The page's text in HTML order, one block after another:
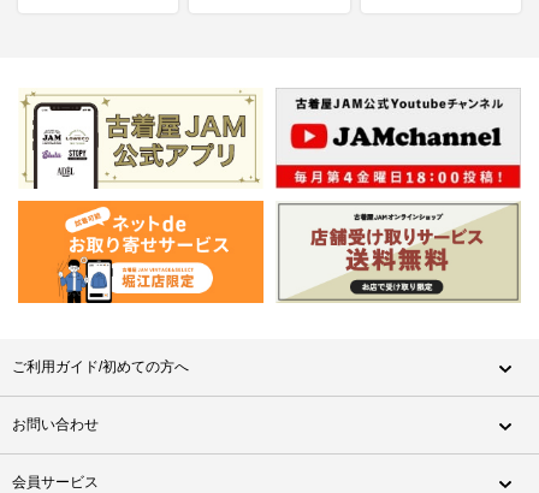
ご利用ガイド/初めての方へ
お問い合わせ
会員サービス